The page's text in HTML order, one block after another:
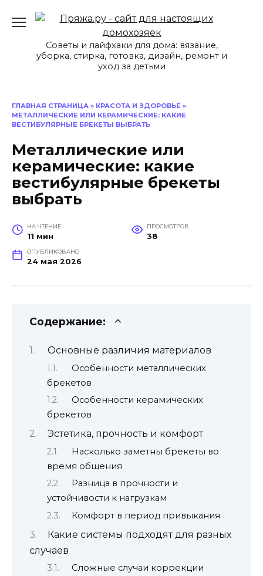
Советы и лайфхаки для дома: вязание,
уборка, стирка, готовка, дизайн, ремонт и
уход за детьми
ГЛАВНАЯ СТРАНИЦА » КРАСОТА И ЗДОРОВЬЕ »
МЕТАЛЛИЧЕСКИЕ ИЛИ КЕРАМИЧЕСКИЕ: КАКИЕ
ВЕСТИБУЛЯРНЫЕ БРЕКЕТЫ ВЫБРАТЬ
Металлические или
керамические: какие
вестибулярные брекеты
выбрать
НА ЧТЕНИЕ
11 мин
ПРОСМОТРОВ
38
ОПУБЛИКОВАНО
24 мая 2026
Содержание:
Основные различия материалов
Особенности металлических
брекетов
Особенности керамических
брекетов
Эстетика, прочность и комфорт
Насколько заметны брекеты во
время общения
Разница в прочности и
устойчивости к нагрузкам
Комфорт в период привыкания
Какие системы подходят для разных
случаев
Сложные случаи коррекции